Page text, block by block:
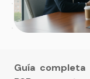
Guía